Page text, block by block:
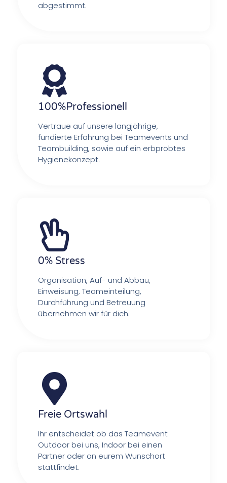
abgestimmt.
100%Professionell
Vertraue auf unsere langjährige,
fundierte Erfahrung bei Teamevents und
Teambuilding, sowie auf ein erbprobtes
Hygienekonzept.
0% Stress
Organisation, Auf- und Abbau,
Einweisung, Teameinteilung,
Durchführung und Betreuung
übernehmen wir für dich.
Freie Ortswahl
Ihr entscheidet ob das Teamevent
Outdoor bei uns, Indoor bei einen
Partner oder an eurem Wunschort
stattfindet.